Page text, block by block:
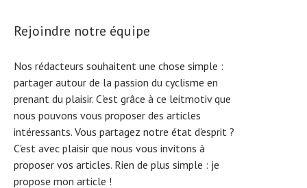
Rejoindre notre équipe
Nos rédacteurs souhaitent une chose simple :
partager autour de la passion du cyclisme en
prenant du plaisir. C'est grâce à ce leitmotiv que
nous pouvons vous proposer des articles
intéressants. Vous partagez notre état d'esprit ?
C'est avec plaisir que nous vous invitons à
proposer vos articles. Rien de plus simple : je
propose mon article !